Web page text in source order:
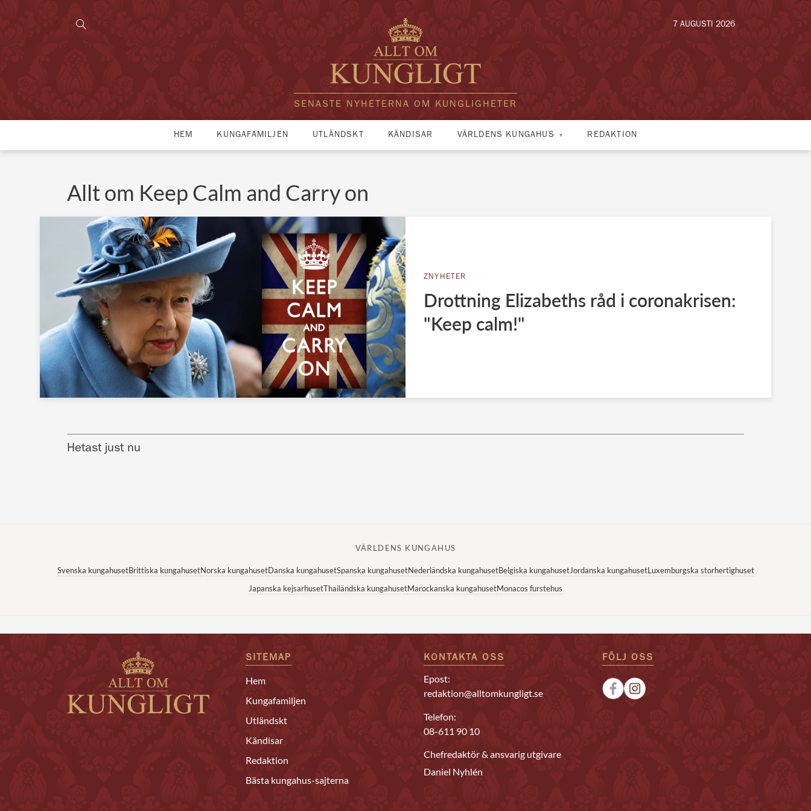
SENASTE NYHETERNA OM KUNGLIGHETER
7 AUGUSTI 2026
HEM KUNGAFAMILJEN UTLÄNDSKT KÄNDISAR VÄRLDENS KUNGAHUS REDAKTION
Allt om Keep Calm and Carry on
ZNYHETER
Drottning Elizabeths råd i coronakrisen:
"Keep calm!"
Hetast just nu
VÄRLDENS KUNGAHUS
Svenska kungahusetBrittiska kungahusetNorska kungahusetDanska kungahusetSpanska kungahusetNederländska kungahusetBelgiska kungahusetJordanska kungahusetLuxemburgska storhertighuset
Japanska kejsarhusetThailändska kungahusetMarockanska kungahusetMonacos furstehus
SITEMAP
Hem
Kungafamiljen
Utländskt
Kändisar
Redaktion
Bästa kungahus-sajterna
KONTAKTA OSS
Epost:
redaktion@alltomkungligt.se
Telefon:
08-611 90 10
Chefredaktör & ansvarig utgivare
Daniel Nyhlén
FÖLJ OSS